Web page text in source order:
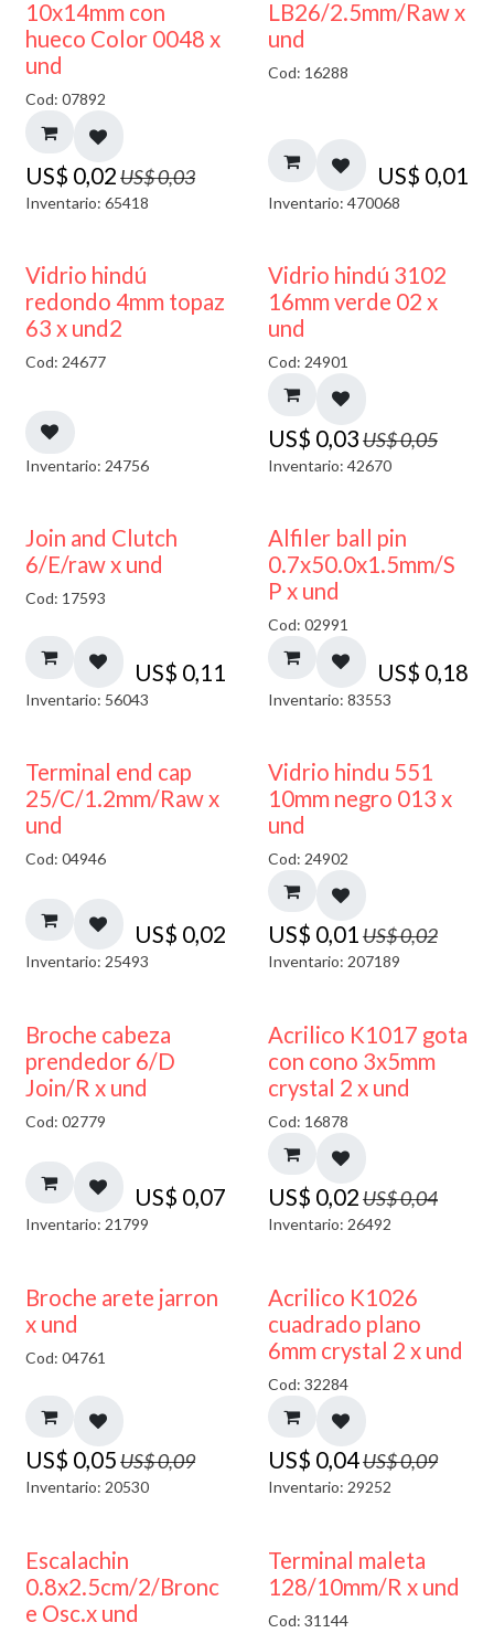
50% DESCUENTO
10x14mm con
hueco Color 0048 x
und
Cod: 07892
US$ 0,02US$0,03
Inventario: 65418
LB26/2.5mm/Raw x
und
Cod: 16288
US$ 0,01
Inventario: 470068
40% DESCUENTO
Vidrio hindú
redondo 4mm topaz
63 x und2
Cod: 24677
Inventario: 24756
40% DESCUENTO
Vidrio hindú 3102
16mm verde 02 x
und
Cod: 24901
US$ 0,03US$0,05
Inventario: 42670
Join and Clutch
6/E/raw x und
Cod: 17593
US$ 0,11
Inventario: 56043
Alfiler ball pin
0.7x50.0x1.5mm/S
P x und
Cod: 02991
US$ 0,18
Inventario: 83553
Terminal end cap
25/C/1.2mm/Raw x
und
Cod: 04946
US$ 0,02
Inventario: 25493
40% DESCUENTO
Vidrio hindu 551
10mm negro 013 x
und
Cod: 24902
US$ 0,01US$0,02
Inventario: 207189
Broche cabeza
prendedor 6/D
Join/R x und
Cod: 02779
US$ 0,07
Inventario: 21799
50% DESCUENTO
Acrilico K1017 gota
con cono 3x5mm
crystal 2 x und
Cod: 16878
US$ 0,02US$0,04
Inventario: 26492
50% DESCUENTO
Broche arete jarron
x und
Cod: 04761
US$ 0,05US$0,09
Inventario: 20530
50% DESCUENTO
Acrilico K1026
cuadrado plano
6mm crystal 2 x und
Cod: 32284
US$ 0,04US$0,09
Inventario: 29252
Escalachin
0.8x2.5cm/2/Bronc
e Osc.x und
Terminal maleta
128/10mm/R x und
Cod: 31144